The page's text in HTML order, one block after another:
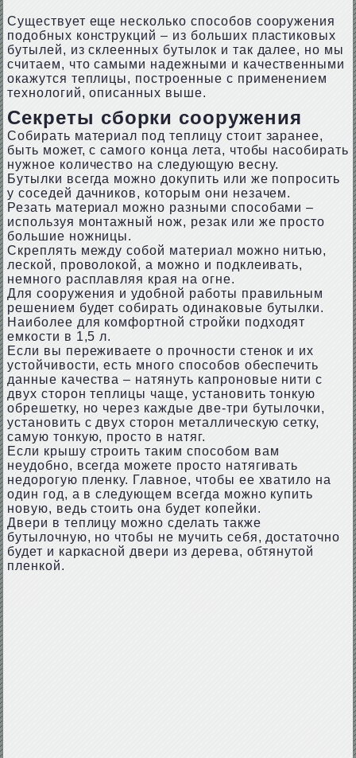
Существует еще несколько способов сооружения
подобных конструкций – из больших пластиковых
бутылей, из склеенных бутылок и так далее, но мы
считаем, что самыми надежными и качественными
окажутся теплицы, построенные с применением
технологий, описанных выше.
Секреты сборки сооружения
Собирать материал под теплицу стоит заранее,
быть может, с самого конца лета, чтобы насобирать
нужное количество на следующую весну.
Бутылки всегда можно докупить или же попросить
у соседей дачников, которым они незачем.
Резать материал можно разными способами –
используя монтажный нож, резак или же просто
большие ножницы.
Скреплять между собой материал можно нитью,
леской, проволокой, а можно и подклеивать,
немного расплавляя края на огне.
Для сооружения и удобной работы правильным
решением будет собирать одинаковые бутылки.
Наиболее для комфортной стройки подходят
емкости в 1,5 л.
Если вы переживаете о прочности стенок и их
устойчивости, есть много способов обеспечить
данные качества – натянуть капроновые нити с
двух сторон теплицы чаще, установить тонкую
обрешетку, но через каждые две-три бутылочки,
установить с двух сторон металлическую сетку,
самую тонкую, просто в натяг.
Если крышу строить таким способом вам
неудобно, всегда можете просто натягивать
недорогую пленку. Главное, чтобы ее хватило на
один год, а в следующем всегда можно купить
новую, ведь стоить она будет копейки.
Двери в теплицу можно сделать также
бутылочную, но чтобы не мучить себя, достаточно
будет и каркасной двери из дерева, обтянутой
пленкой.